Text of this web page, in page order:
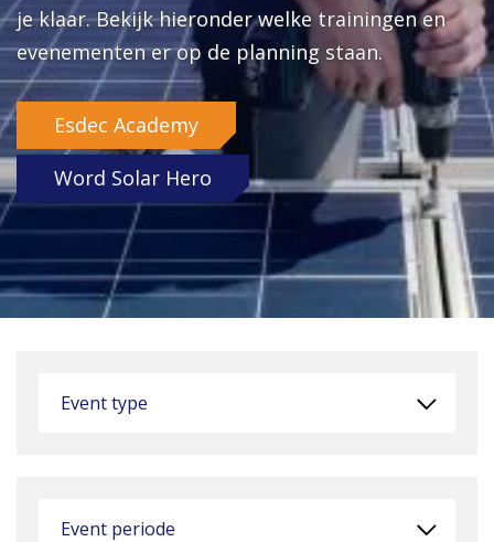
je klaar. Bekijk hieronder welke trainingen en
evenementen er op de planning staan.
Esdec Academy
Word Solar Hero
Event type
Event periode